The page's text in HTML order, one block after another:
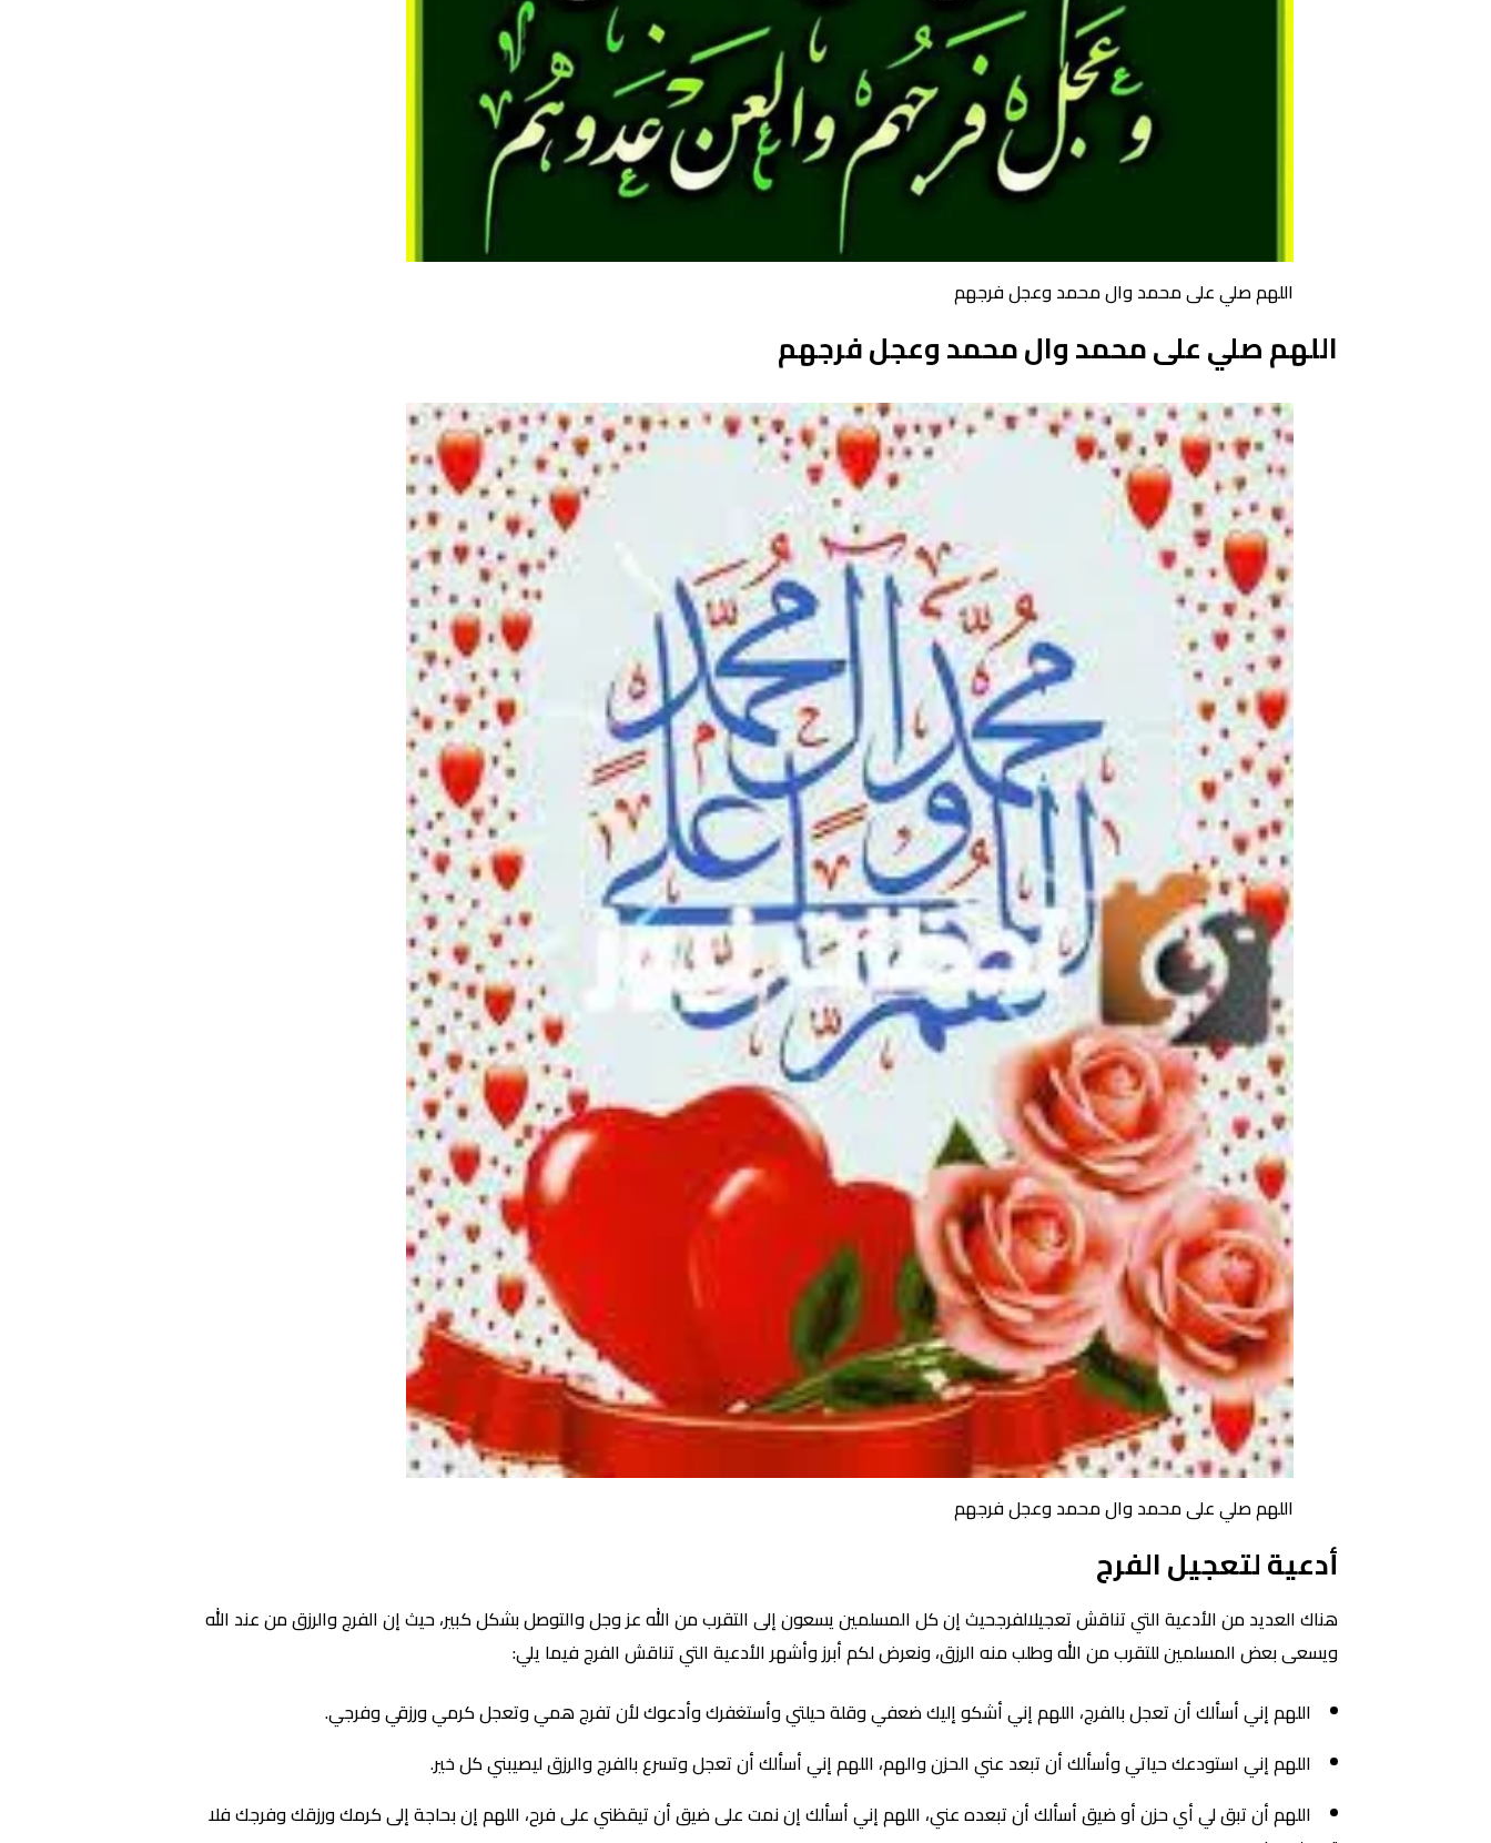
اللهم صلي على محمد وال محمد وعجل فرجهم
اللهم صلي على محمد وال محمد وعجل فرجهم
اللهم صلي على محمد وال محمد وعجل فرجهم
أدعية لتعجيل الفرج
هناك العديد من الأدعية التي تناقش تعجيلالفرجحيث إن كل المسلمين يسعون إلى التقرب من الله عز وجل والتوصل بشكل كبير، حيث إن الفرج والرزق من عند الله
ويسعى بعض المسلمين للتقرب من الله وطلب منه الرزق، ونعرض لكم أبرز وأشهر الأدعية التي تناقش الفرج فيما يلي:
اللهم إني أسألك أن تعجل بالفرج، اللهم إني أشكو إليك ضعفي وقلة حيلتي وأستغفرك وأدعوك لأن تفرج همي وتعجل كرمي ورزقي وفرجي.
اللهم إني استودعك حياتي وأسألك أن تبعد عني الحزن والهم، اللهم إني أسألك أن تعجل وتسرع بالفرج والرزق ليصيبني كل خير.
اللهم أن تبق لي أي حزن أو ضيق أسألك أن تبعده عني، اللهم إني أسألك إن نمت على ضيق أن تيقظني على فرح، اللهم إن بحاجة إلى كرمك ورزقك وفرجك فلا